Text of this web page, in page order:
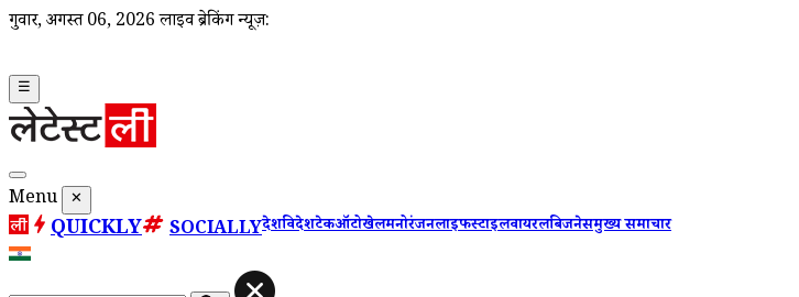
गुरूवार, अगस्त 06, 2026 लाइव ब्रेकिंग न्यूज़:
☰
Menu ✕
QUICKLY SOCIALLYदेशविदेशटेकऑटोखेलमनोरंजनलाइफस्टाइलवायरलबिजनेसमुख्य समाचार